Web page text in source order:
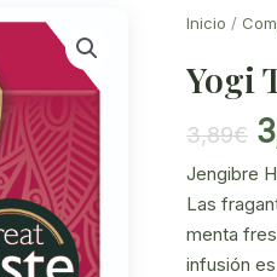
Inicio /
Yogi
3,89€
Jengibre
Las
menta
infusión